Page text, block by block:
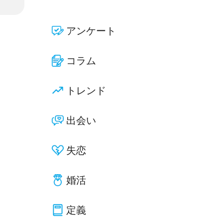
アンケート
コラム
トレンド
出会い
失恋
婚活
定義